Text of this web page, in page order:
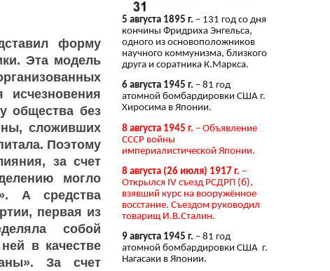
форму
Эта модель
общества без
сложивших
Поэтому
за счет
могло
А средства
первая из
собой
в качестве
За счет
5 августа 1895 г. – 131 год со дня
кончины Фридриха Энгельса,
одного из основоположников
научного коммунизма, близкого
друга и соратника К.Маркса.
6 августа 1945 г. – 81 год
атомной бомбардировки США г.
Хиросима в Японии.
8 августа 1945 г. – Объявление
СССР войны
империалистической Японии.
8 августа (26 июля) 1917 г. –
Открылся IV съезд РСДРП (б),
взявший курс на вооружённое
восстание. Съездом руководил
товарищ И.В.Сталин.
9 августа 1945 г. – 81 год
атомной бомбардировки США г.
Нагасаки в Японии.